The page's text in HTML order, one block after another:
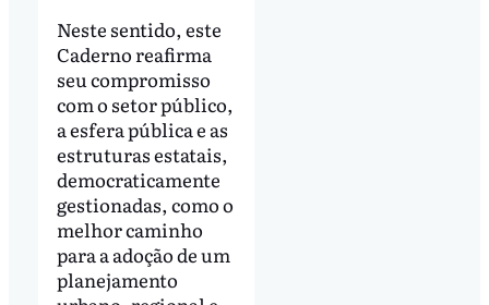
Neste sentido, este
Caderno reafirma
seu compromisso
com o setor público,
a esfera pública e as
estruturas estatais,
democraticamente
gestionadas, como o
melhor caminho
para a adoção de um
planejamento